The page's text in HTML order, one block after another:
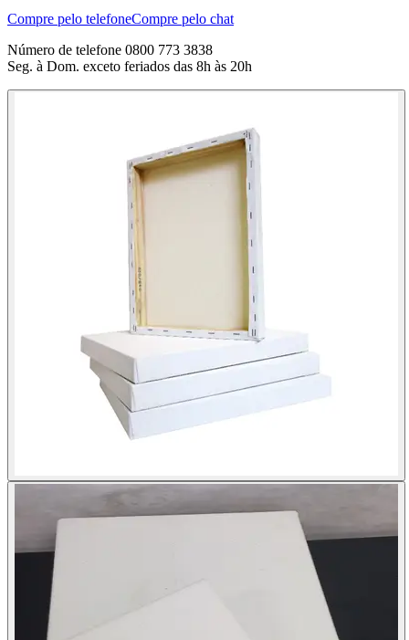
Compre pelo telefoneCompre pelo chat
Número de telefone 0800 773 3838
Seg. à Dom. exceto feriados das 8h às 20h